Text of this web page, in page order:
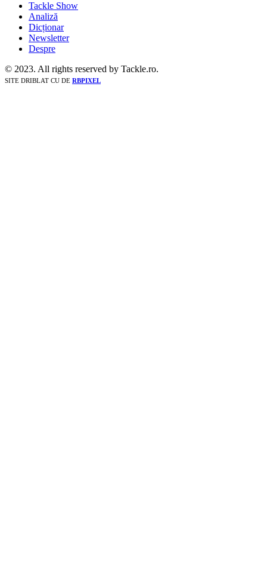
Tackle Show
Analiză
Dicționar
Newsletter
Despre
© 2023. All rights reserved by Tackle.ro.
SITE DRIBLAT CU DE RBPIXEL